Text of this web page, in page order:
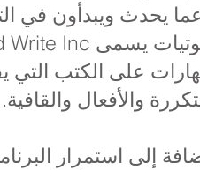
يحدث ويبدأون في
على الكتب
والأفعال والقافية.
إلى استمرار